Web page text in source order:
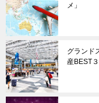
メ」
グランド
産BEST３